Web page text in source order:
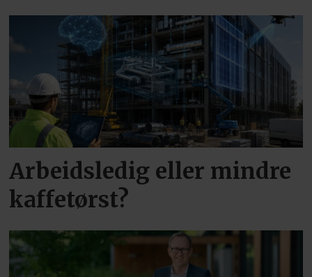
Arbeidsledig eller mindre
kaffetørst?